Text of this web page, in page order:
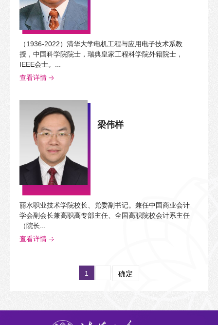
（1936-2022）清华大学电机工程与应用电子技术系教
授，中国科学院院士，瑞典皇家工程科学院外籍院士，
IEEE会士。...
查看详情
梁伟样
丽水职业技术学院校长、党委副书记。兼任中国商业会计
学会副会长兼高职高专部主任、全国高职院校会计系主任
（院长...
查看详情
1 确定